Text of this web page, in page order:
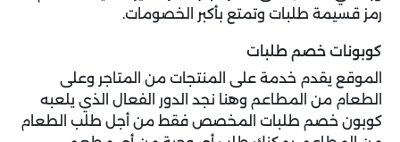
رمز قسيمة طلبات وتمتع بأكبر الخصومات.
كوبونات خصم طلبات
الموقع يقدم خدمة على المنتجات من المتاجر وعلى
الطعام من المطاعم وهنا نجد الدور الفعال الذي يلعبه
كوبون خصم طلبات المخصص فقط من أجل طلب الطعام